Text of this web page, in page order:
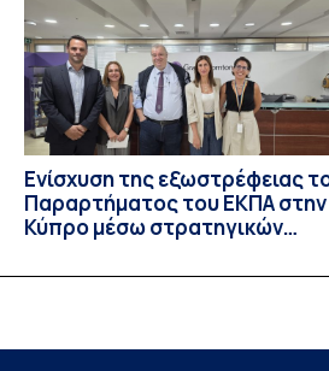
πανεπιστήμια από 46 χώρες. Από
επίσης το Εθνικό Μετσόβιο
Πανεπιστήμιο […]
Ενίσχυση της εξωστρέφειας
Παραρτήματος του ΕΚΠΑ στην
Κύπρο μέσω στρατηγικών